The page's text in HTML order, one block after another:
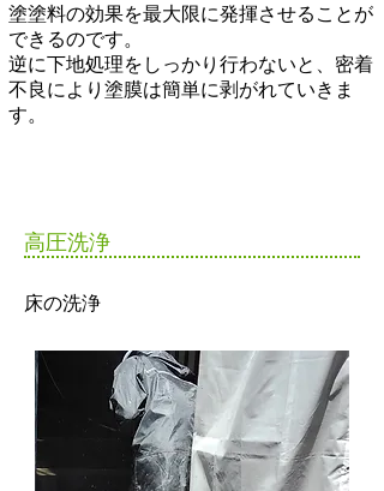
​高圧洗浄
塗塗料の効果を最大限に発揮させることが
できるのです。
逆に下地処理をしっかり行わないと、密着
不良により塗膜は簡単に剥がれていきま
す。
​床の洗浄